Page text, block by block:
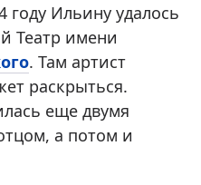
году Ильину удалось
Театр имени
. Там артист
раскрыться.
еще двумя
а потом и